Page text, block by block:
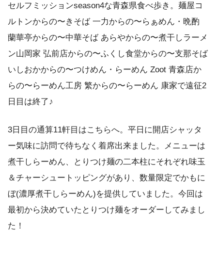
セルフミッションseason4な青森県食べ歩き。麺屋コ
ルトンからの〜きそば 一力からの〜らぁめん・晩酌
蘭華亭からの〜中華そば あらやからの〜煮干しラーメ
ン山岡家 弘前店からの〜ふくし食堂からの〜支那そば
いしおかからの〜つけめん・らーめん Zoot 青森店か
らの〜らーめん工房 繁からの〜らーめん 康家で遠征2
日目は終了♪
3日目の通算11軒目はこちらへ。平日に開店シャッタ
ー気味に訪問で待ちなく着席出来ました。メニューは
煮干しらーめん、とりつけ麺の二本柱にそれぞれ味玉
＆チャーシュートッピングがあり、数量限定でかもに
ぼ(濃厚煮干しらーめん)を提供していました。今回は
最初から決めていたとりつけ麺をオーダーしてみまし
た！